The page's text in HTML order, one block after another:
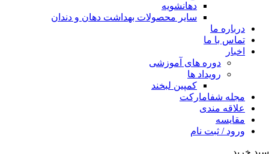
دهانشویه
سایر محصولات بهداشت دهان و دندان
درباره ما
تماس با ما
اخبار
دوره های آموزشی
رویداد ها
کمپین لبخند
مجله شفامارکت
علاقه مندی
مقایسه
ورود / ثبت نام
سبد خرید